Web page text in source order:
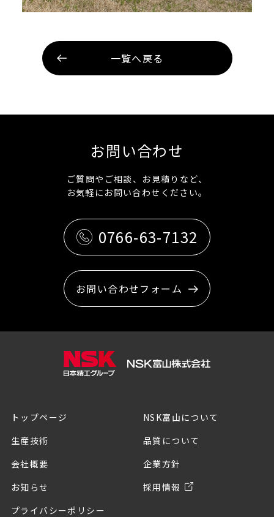
一覧へ戻る
お問い合わせ
ご質問やご相談、お見積りなど、
お気軽にお問い合わせください。
0766-63-7132
お問い合わせフォーム
トップページ
NSK富山について
生産技術
品質について
会社概要
企業方針
お知らせ
採用情報
プライバシーポリシー